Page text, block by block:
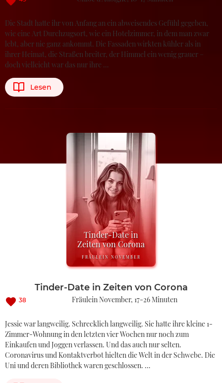
Die Stadt hatte ihr von Anfang an ein abweisendes Gefühl gegeben,
wie eine Art Durchzugsort, wie ein Hotelzimmer, in dem man zwar
lebt, aber nie ganz ankommt. Die Fassaden wirkten kühler als in
ihrer Heimat, die Straßen breiter, der Himmel ein wenig grauer –
doch vielleicht war das nur ihre …
Lesen
Tinder-Date in
Zeiten von Corona
FRÄULEIN NOVEMBER
Tinder-Date in Zeiten von Corona
38 Fräulein November 17-26 Minuten
Jessie war langweilig. Schrecklich langweilig. Sie hatte ihre kleine 1-
Zimmer-Wohnung in den letzten vier Wochen nur noch zum
Einkaufen und Joggen verlassen. Und das auch nur selten.
Coronavirus und Kontaktverbot hielten die Welt in der Schwebe. Die
Uni und deren Bibliothek waren geschlossen. …